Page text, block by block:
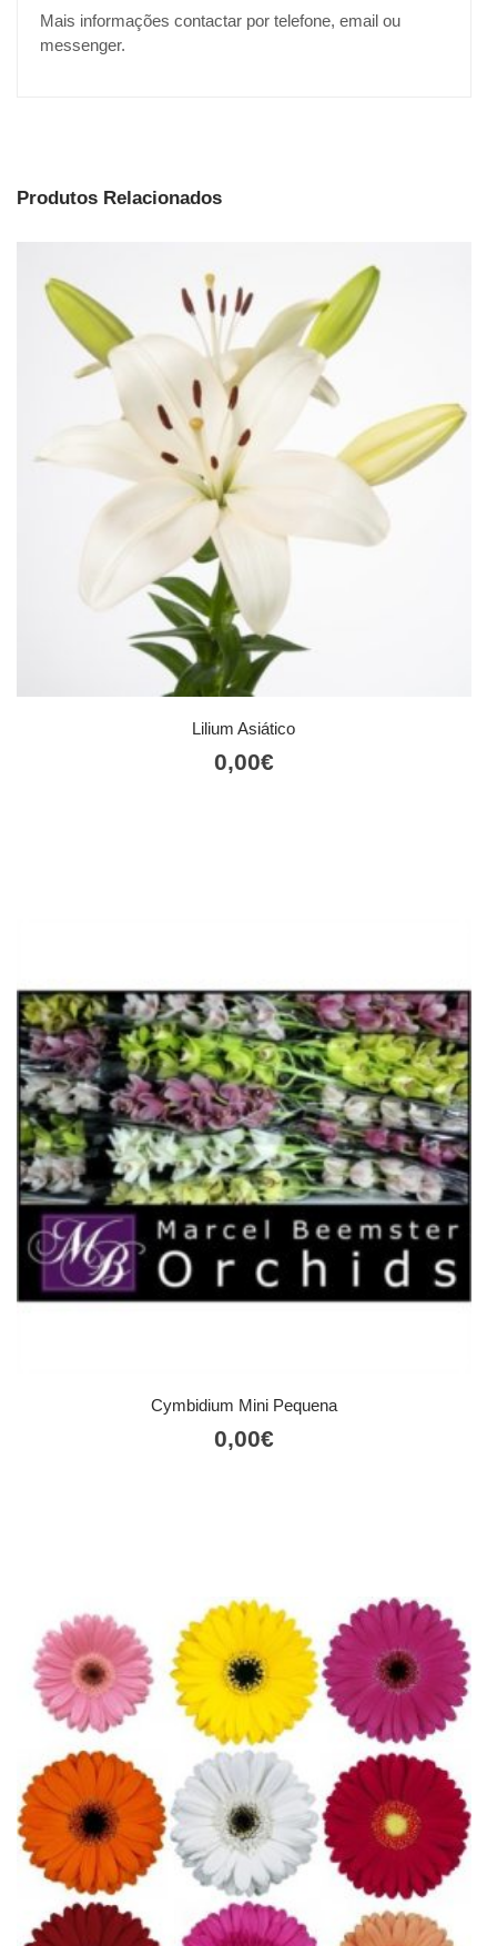
Mais informações contactar por telefone, email ou
messenger.
Produtos Relacionados
Lilium Asiático
0,00€
Cymbidium Mini Pequena
0,00€